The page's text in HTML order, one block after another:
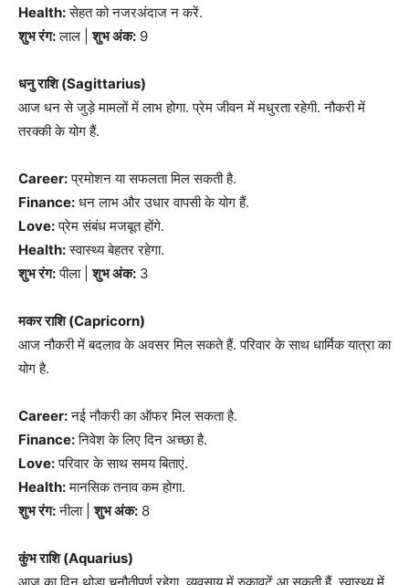
Health:सेहत को नजरअंदाज न करें.
शुभ रंग:लाल |शुभ अंक: 9
धनु राशि (Sagittarius)
आज धन से जुड़े मामलों में लाभ होगा. प्रेम जीवन में मधुरता रहेगी. नौकरी में
तरक्की के योग हैं.
Career:प्रमोशन या सफलता मिल सकती है.
Finance: धन लाभ और उधार वापसी के योग हैं.
Love:प्रेम संबंध मजबूत होंगे.
Health:स्वास्थ्य बेहतर रहेगा.
शुभ रंग:पीला |शुभ अंक: 3
मकर राशि (Capricorn)
आज नौकरी में बदलाव के अवसर मिल सकते हैं. परिवार के साथ धार्मिक यात्रा का
योग है.
Career:नई नौकरी का ऑफर मिल सकता है.
Finance:निवेश के लिए दिन अच्छा है.
Love:परिवार के साथ समय बिताएं.
Health:मानसिक तनाव कम होगा.
शुभ रंग:नीला |शुभ अंक: 8
कुंभ राशि (Aquarius)